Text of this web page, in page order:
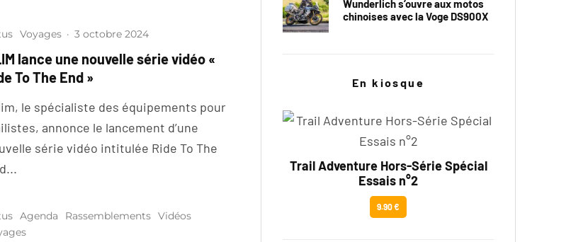
Voyages · 3 octobre 2024
lance une nouvelle série vidéo «
To The End »
le spécialiste des équipements pour
annonce le lancement d’une
série vidéo intitulée Ride To The
Agenda Rassemblements Vidéos
Wunderlich s’ouvre aux motos
chinoises avec la Voge DS900X
En kiosque
Trail Adventure Hors-Série Spécial
Essais n°2
9.90 €